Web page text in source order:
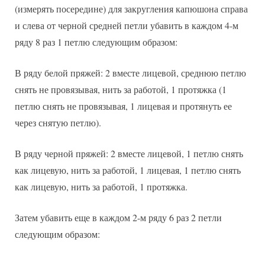
(измерять посередине) для закругления капюшона справа
и слева от черной средней петли убавить в каждом 4-м
ряду 8 раз 1 петлю следующим образом:
В ряду белой пряжей: 2 вместе лицевой, среднюю петлю
снять не провязывая, нить за работой, 1 протяжка (1
петлю снять не провязывая, 1 лицевая и протянуть ее
через снятую петлю).
В ряду черной пряжей: 2 вместе лицевой, 1 петлю снять
как лицевую, нить за работой, 1 лицевая, 1 петлю снять
как лицевую, нить за работой, 1 протяжка.
Затем убавить еще в каждом 2-м ряду 6 раз 2 петли
следующим образом: